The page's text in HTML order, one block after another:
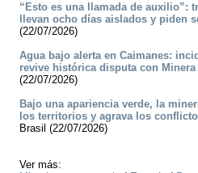
“Esto es una llamada de auxilio”:
llevan ocho días aislados y piden
(22/07/2026)
Agua bajo alerta en Caimanes:
revive histórica disputa con
(22/07/2026)
Bajo una apariencia verde, la
los territorios y agrava los
Brasil (22/07/2026)
Ver más: